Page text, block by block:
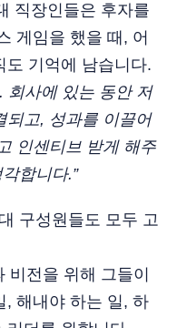
직장인들은 후자를
게임을 했을 때, 어
도 기억에 남습니다.
회사에 있는 동안 저
되고, 성과를 이끌어
인센티브 받게 해주
합니다.”
구성원들도 모두 고
전을 위해 그들이
, 해내야 하는 일, 하